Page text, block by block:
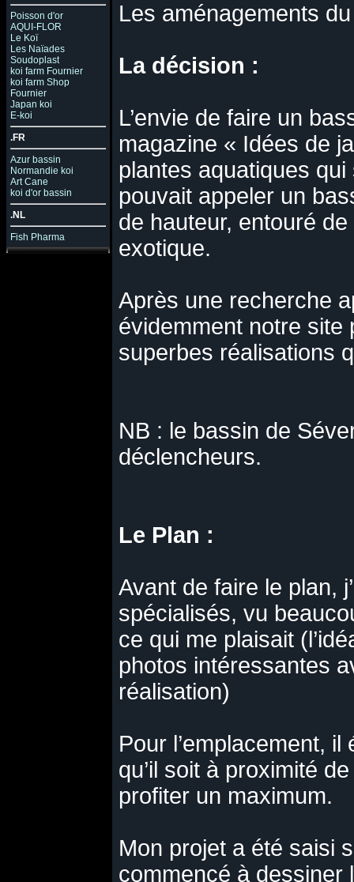
Poisson d'or
AQUI-FLOR
Le Koï
Les Naïades
Soudoplast
koi farm Fournier
koi farm Shop
Fournier
Japan koi
E-koi
.FR
Azur bassin
Normandie koi
Art Cane
koi d'or bassin
.NL
Fish Pharma
Les aménagements
La décision :
L’envie de faire un
magazine « Idées de
plantes aquatiques
pouvait appeler un
de hauteur, entouré
exotique.
Après une recherche
évidemment notre site
superbes réalisations
NB : le bassin de
déclencheurs.
Le Plan :
Avant de faire le plan,
spécialisés, vu
ce qui me plaisait
photos intéressantes
réalisation)
Pour l’emplacement, il
qu’il soit à proximité
profiter un maximum.
Mon projet a été saisi
commencé à dessiner